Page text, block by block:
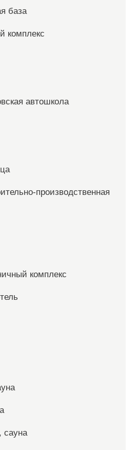
база
комплекс
автошкола
производственная
комплекс
сауна